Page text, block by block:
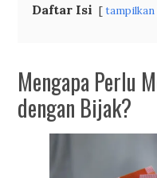
Daftar Isi tampilkan
Mengapa Perlu
dengan Bijak?